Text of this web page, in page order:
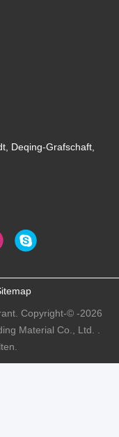
Deqing-Grafschaft,
Copyright-© -2026
Material Co., Ltd. .